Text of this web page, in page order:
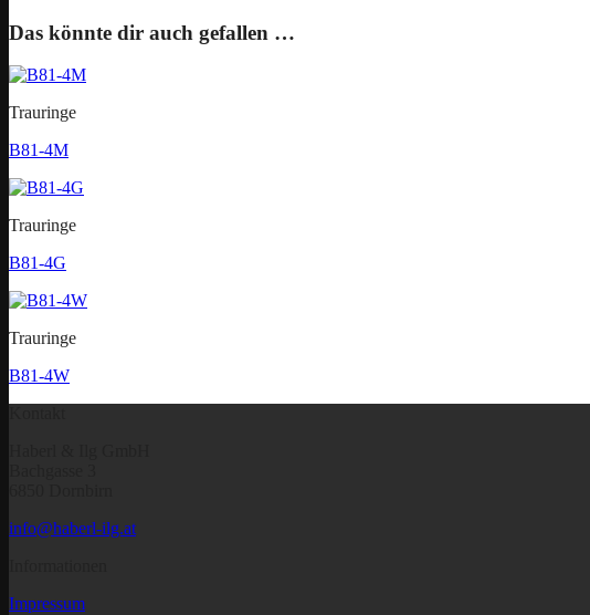
Das könnte dir auch gefallen …
Trauringe
B81-4M
Trauringe
B81-4G
Trauringe
B81-4W
info@haberl-ilg.at
Impressum